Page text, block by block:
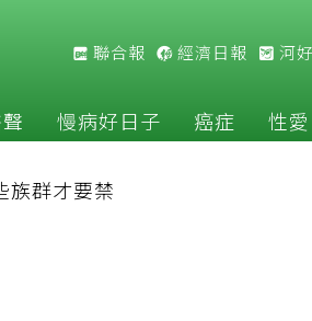
聯合報 經濟日報 河
慢病好日子 癌症 性愛
族群才要禁